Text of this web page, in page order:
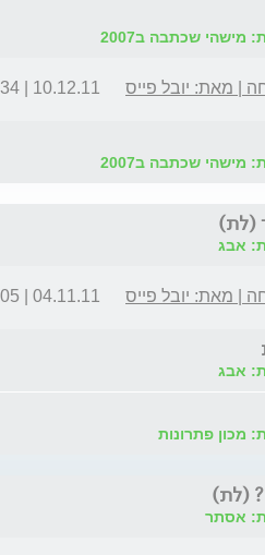
| מאת: יובל פייס 10.12.11 | 13:34
(לת)
| מאת: יובל פייס 04.11.11 | 02:05
(לת)